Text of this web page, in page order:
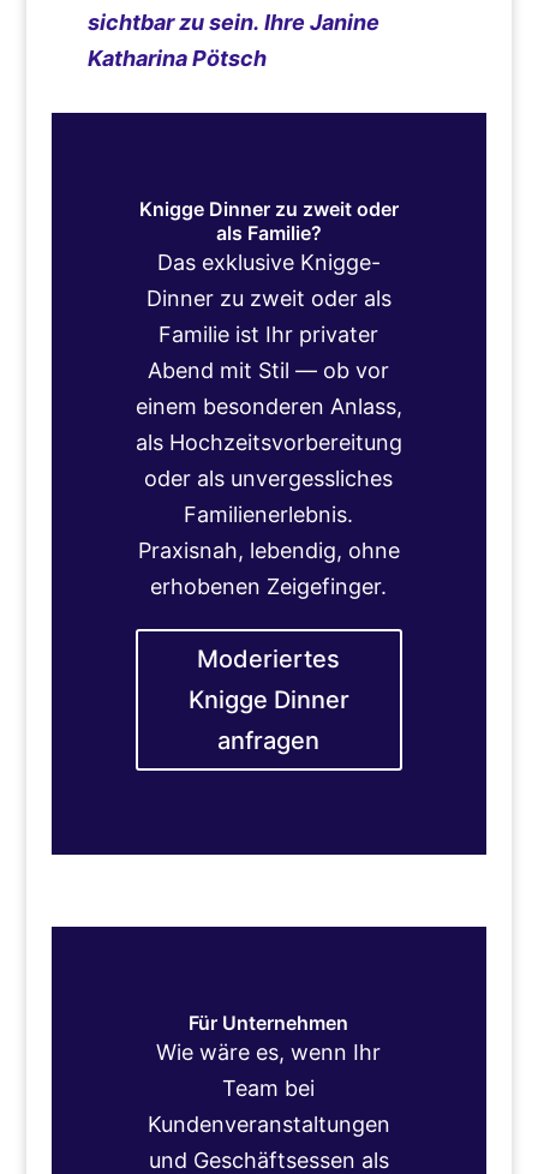
sichtbar zu sein. Ihre Janine
Katharina Pötsch
Knigge Dinner zu zweit oder
als Familie?
Das exklusive Knigge-
Dinner zu zweit oder als
Familie ist Ihr privater
Abend mit Stil — ob vor
einem besonderen Anlass,
als Hochzeitsvorbereitung
oder als unvergessliches
Familienerlebnis.
Praxisnah, lebendig, ohne
erhobenen Zeigefinger.
Moderiertes
Knigge Dinner
anfragen
Für Unternehmen
Wie wäre es, wenn Ihr
Team bei
Kundenveranstaltungen
und Geschäftsessen als